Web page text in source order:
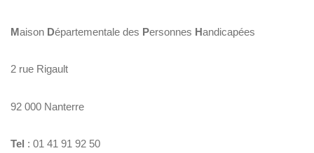
Maison Départementale des Personnes Handicapées
2 rue Rigault
92 000 Nanterre
Tel : 01 41 91 92 50